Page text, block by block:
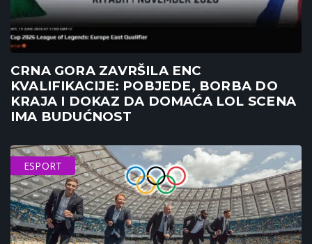
CRNA GORA ZAVRŠILA ENC
KVALIFIKACIJE: POBJEDE, BORBA DO
KRAJA I DOKAZ DA DOMAĆA LOL SCENA
IMA BUDUĆNOST
ESPORT